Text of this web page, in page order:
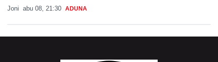
Joni abu 08, 21:30 ADUNA